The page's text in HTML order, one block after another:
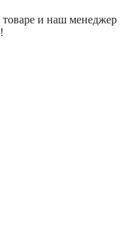
и наш менеджер